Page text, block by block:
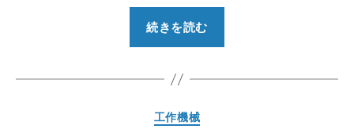
続きを読む
森
カ
工作機械